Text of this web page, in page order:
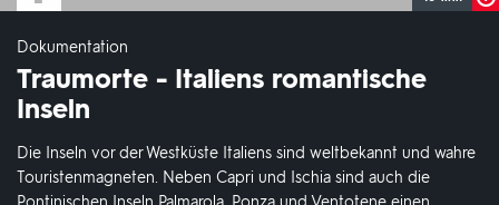
Dokumentation
Traumorte - Italiens romantische
Inseln
Die Inseln vor der Westküste Italiens sind weltbekannt und wahre
Touristenmagneten. Neben Capri und Ischia sind auch die